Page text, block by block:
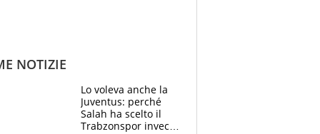
NOTIZIE
Lo voleva anche la
Juventus: perché
Salah ha scelto il
Trabzonspor invece